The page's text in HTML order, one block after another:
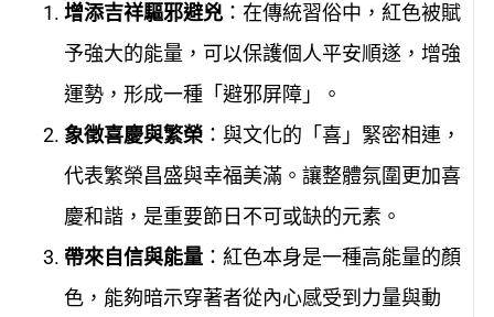
增添吉祥驅邪避兇：在傳統習俗中，紅色被賦
予強大的能量，可以保護個人平安順遂，增強
運勢，形成一種「避邪屏障」。
象徵喜慶與繁榮：與文化的「喜」緊密相連，
代表繁榮昌盛與幸福美滿。讓整體氛圍更加喜
慶和諧，是重要節日不可或缺的元素。
帶來自信與能量：紅色本身是一種高能量的顏
色，能夠暗示穿著者從內心感受到力量與動